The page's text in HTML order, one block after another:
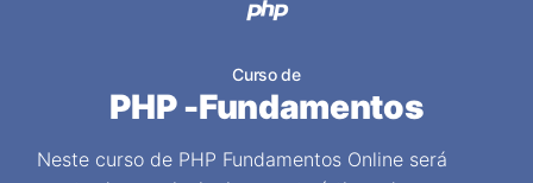
Curso de
PHP -Fundamentos
Neste curso de PHP Fundamentos Online será